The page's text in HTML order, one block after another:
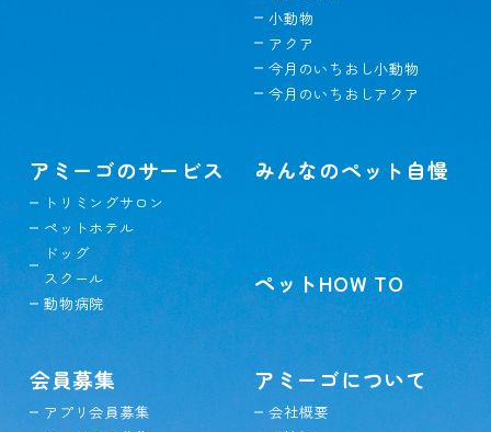
小動物
アクア
今月のいちおし小動物
今月のいちおしアクア
アミーゴのサービス
トリミングサロン
ペットホテル
ドッグ
スクール
動物病院
みんなのペット自慢
ペットHOW TO
会員募集
アプリ会員募集
アミーゴについて
会社概要